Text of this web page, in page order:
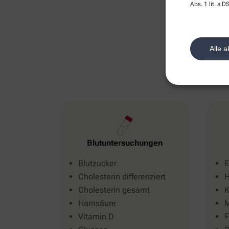
Abs. 1 lit. a
Alle
Blutuntersuchungen
Blutzucker
Cholesterin differenziert
Cholesterin gesamt
Harnsäure
Vitamin D